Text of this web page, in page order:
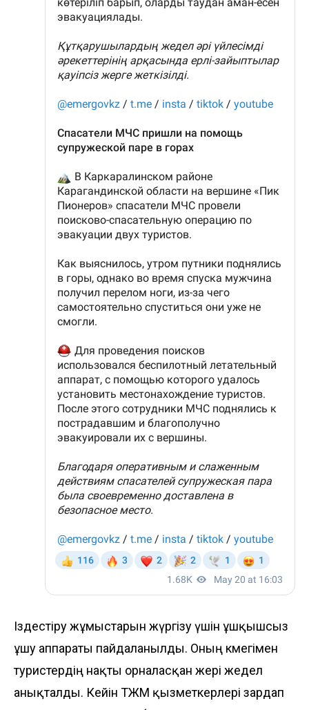
Іздестіру жұмыстарын жүргізу үшін ұшқышсыз
ұшу аппараты пайдаланылды. Оның көмегімен
туристердің нақты орналасқан жері жедел
анықталды. Кейін ТЖМ қызметкерлері зардап